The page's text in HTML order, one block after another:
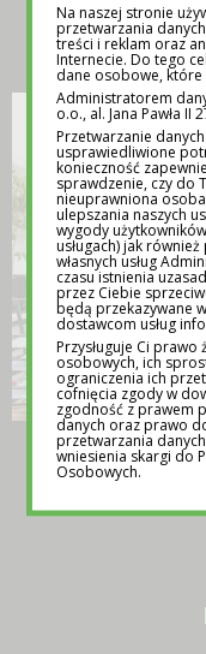
TEMATY NA
Na naszej stronie
przetwarzania
treści i reklam oraz
Internecie. Do tego
dane osobowe, które
Administratorem
o.o., al. Jana Pawła II
Przetwarzanie
usprawiedliwione
konieczność
sprawdzenie, czy do
nieuprawniona
ulepszania naszych
wygody
usługach) jak
własnych usług
czasu istnienia
przez Ciebie
będą przekazywane
dostawcom usług
Przysługuje Ci
osobowych, ich
ograniczenia ich
cofnięcia zgody w
zgodność z prawem
danych oraz prawo
przetwarzania
wniesienia skargi do
Osobowych.